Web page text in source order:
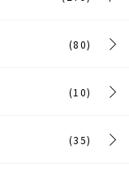
(80)
(10)
(35)